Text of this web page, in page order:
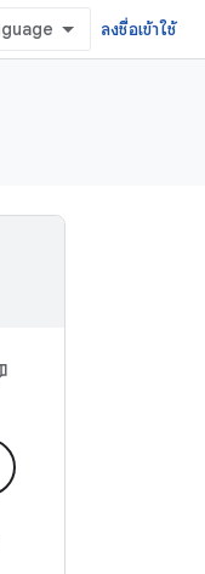
ลงชื่อเข้าใช้